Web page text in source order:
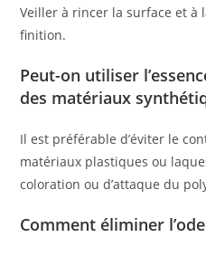
Veiller à rincer la surface et à
finition.
Peut-on utiliser
des matériaux
Il est préférable d’éviter le
matériaux plastiques ou
coloration ou d’attaque du
Comment éliminer